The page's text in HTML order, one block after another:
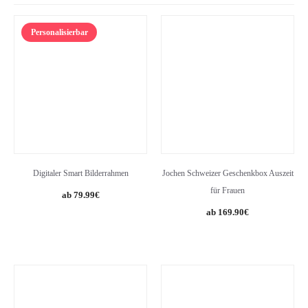
Personalisierbar
Digitaler Smart Bilderrahmen
Original
79.99€Current
Jochen Schweizer Geschenkbox Auszeit
für Frauen
169.90€